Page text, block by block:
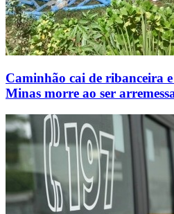
Caminhão cai de ribanceira
Minas morre ao ser